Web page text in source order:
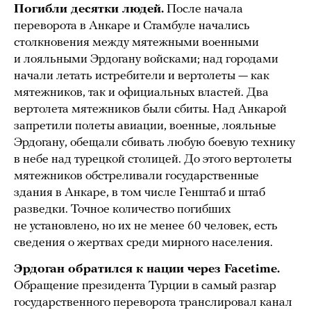
Погибли десятки людей. После начала
переворота в Анкаре и Стамбуле начались
столкновения между мятежными военными
и лояльными Эрдогану войсками; над городами
начали летать истребители и вертолеты — как
мятежников, так и официальных властей. Два
вертолета мятежников были сбиты. Над Анкарой
запретили полеты авиации, военные, лояльные
Эрдогану, обещали сбивать любую боевую технику
в небе над турецкой столицей. До этого вертолеты
мятежников обстреливали государственные
здания в Анкаре, в том числе Генштаб и штаб
разведки. Точное количество погибших
не установлено, но их не менее 60 человек, есть
сведения о жертвах среди мирного населения.
Эрдоган обратился к нации через Facetime.
Обращение президента Турции в самый разгар
государственного переворота транслировал канал